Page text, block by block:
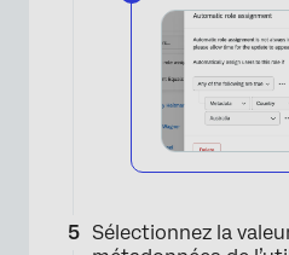
Sélectionnez la